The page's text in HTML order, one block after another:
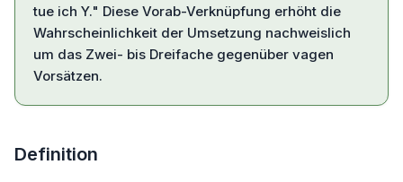
tue ich Y." Diese Vorab-Verknüpfung erhöht die
Wahrscheinlichkeit der Umsetzung nachweislich
um das Zwei- bis Dreifache gegenüber vagen
Vorsätzen.
Definition